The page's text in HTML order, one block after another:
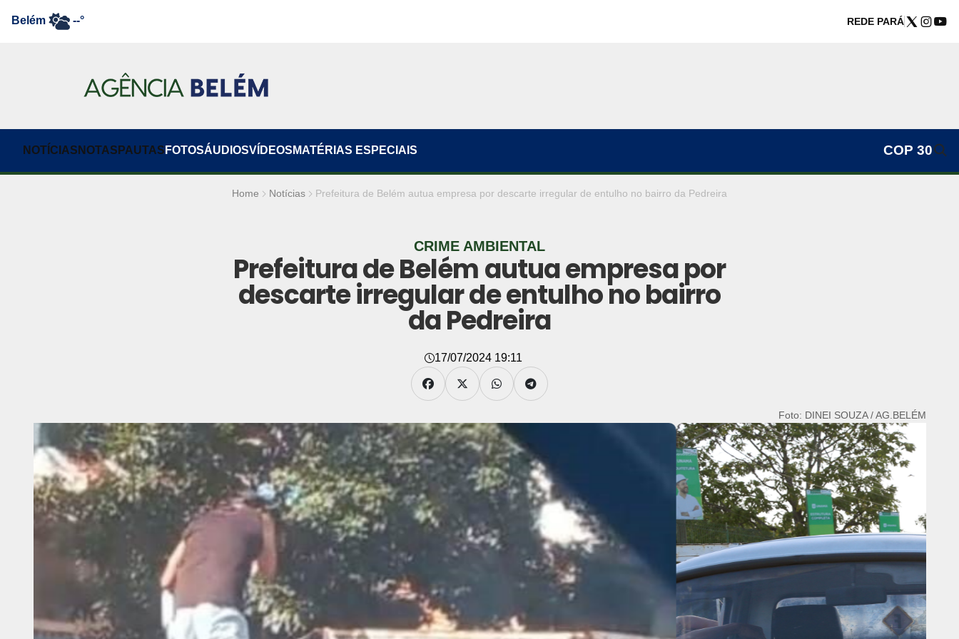
Belém --° REDE PARÁ
NOTÍCIAS NOTAS PAUTAS FOTOSÁUDIOSVÍDEOS MATÉRIAS ESPECIAIS COP 30
Home Notícias Prefeitura de Belém autua empresa por descarte irregular de entulho no bairro da Pedreira
CRIME AMBIENTAL
Prefeitura de Belém autua empresa por
descarte irregular de entulho no bairro
da Pedreira
17/07/2024 19:11
Foto: DINEI SOUZA / AG.BELÉM